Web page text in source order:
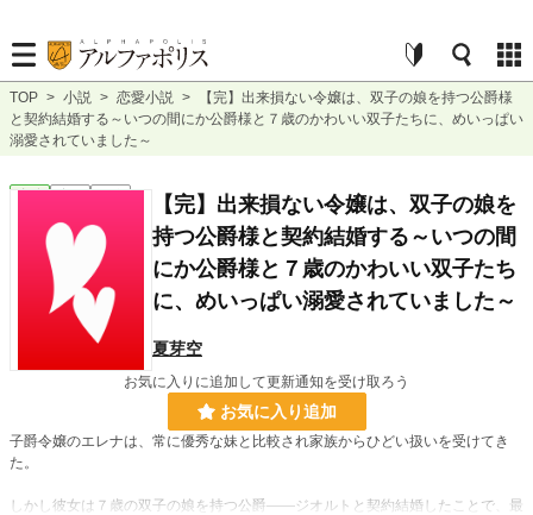
TOP > 小説 > 恋愛小説 >
【完】出来損ない令嬢は、双子の娘を持つ公爵様
と契約結婚する～いつの間にか公爵様と７歳のかわいい双子たちに、めいっぱい
溺愛されていました～
恋愛 完結 長編
【完】出来損ない令嬢は、双子の娘を
持つ公爵様と契約結婚する～いつの間
にか公爵様と７歳のかわいい双子たち
に、めいっぱい溺愛されていました～
夏芽空
お気に入りに追加して更新通知を受け取ろう
お気に入り追加
子爵令嬢のエレナは、常に優秀な妹と比較され家族からひどい扱いを受けてき
た。
しかし彼女は７歳の双子の娘を持つ公爵――ジオルトと契約結婚したことで、最